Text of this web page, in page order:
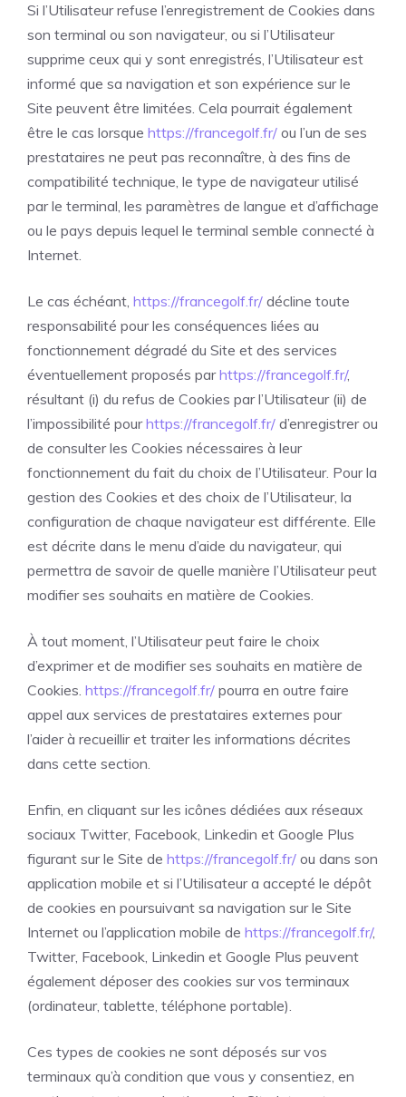
Si l’Utilisateur refuse l’enregistrement de Cookies dans
son terminal ou son navigateur, ou si l’Utilisateur
supprime ceux qui y sont enregistrés, l’Utilisateur est
informé que sa navigation et son expérience sur le
Site peuvent être limitées. Cela pourrait également
être le cas lorsque https://francegolf.fr/ ou l’un de ses
prestataires ne peut pas reconnaître, à des fins de
compatibilité technique, le type de navigateur utilisé
par le terminal, les paramètres de langue et d’affichage
ou le pays depuis lequel le terminal semble connecté à
Internet.
Le cas échéant, https://francegolf.fr/ décline toute
responsabilité pour les conséquences liées au
fonctionnement dégradé du Site et des services
éventuellement proposés parhttps://francegolf.fr/,
résultant (i) du refus de Cookies par l’Utilisateur (ii) de
l’impossibilité pourhttps://francegolf.fr/ d’enregistrer ou
de consulter les Cookies nécessaires à leur
fonctionnement du fait du choix de l’Utilisateur. Pour la
gestion des Cookies et des choix de l’Utilisateur, la
configuration de chaque navigateur est différente. Elle
est décrite dans le menu d’aide du navigateur, qui
permettra de savoir de quelle manière l’Utilisateur peut
modifier ses souhaits en matière de Cookies.
À tout moment, l’Utilisateur peut faire le choix
d’exprimer et de modifier ses souhaits en matière de
Cookies. https://francegolf.fr/ pourra en outre faire
appel aux services de prestataires externes pour
l’aider à recueillir et traiter les informations décrites
dans cette section.
Enfin, en cliquant sur les icônes dédiées aux réseaux
sociaux Twitter, Facebook, Linkedin et Google Plus
figurant sur le Site de https://francegolf.fr/ ou dans son
application mobile et si l’Utilisateur a accepté le dépôt
de cookies en poursuivant sa navigation sur le Site
Internet ou l’application mobile de https://francegolf.fr/,
Twitter, Facebook, Linkedin et Google Plus peuvent
également déposer des cookies sur vos terminaux
(ordinateur, tablette, téléphone portable).
Ces types de cookies ne sont déposés sur vos
terminaux qu’à condition que vous y consentiez, en